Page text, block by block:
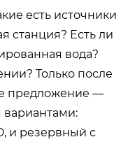
есть источники
станция? Есть ли
вода?
Только после
предложение —
вариантами:
и резервный с